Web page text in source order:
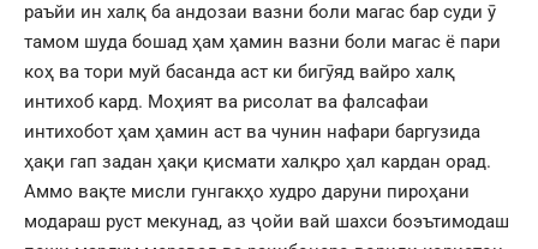
раъйи ин халқ ба андозаи вазни боли магас бар суди ӯ
тамом шуда бошад ҳам ҳамин вазни боли магас ё пари
коҳ ва тори муй басанда аст ки бигӯяд вайро халқ
интихоб кард. Моҳият ва рисолат ва фалсафаи
интихобот ҳам ҳамин аст ва чунин нафари баргузида
ҳақи гап задан ҳақи қисмати халқро ҳал кардан орад.
Аммо вақте мисли гунгакҳо худро даруни пироҳани
модараш руст мекунад, аз ҷойи вай шахси боэътимодаш